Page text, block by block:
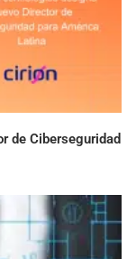
de Ciberseguridad